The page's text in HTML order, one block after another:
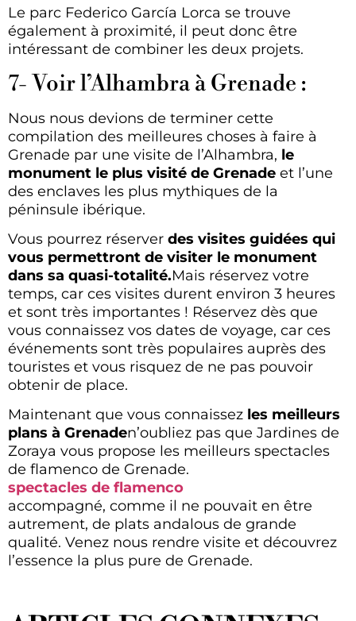
Le parc Federico García Lorca se trouve
également à proximité, il peut donc être
intéressant de combiner les deux projets.
7- Voir l’Alhambra à Grenade :
Nous nous devions de terminer cette
compilation des meilleures choses à faire à
Grenade par une visite de l’Alhambra, le
monument le plus visité de Grenade et l’une
des enclaves les plus mythiques de la
péninsule ibérique.
Vous pourrez réserver des visites guidées qui
vous permettront de visiter le monument
dans sa quasi-totalité.Mais réservez votre
temps, car ces visites durent environ 3 heures
et sont très importantes ! Réservez dès que
vous connaissez vos dates de voyage, car ces
événements sont très populaires auprès des
touristes et vous risquez de ne pas pouvoir
obtenir de place.
Maintenant que vous connaissez les meilleurs
plans à Grenaden’oubliez pas que Jardines de
Zoraya vous propose les meilleurs spectacles
de flamenco de Grenade.
spectacles de flamenco
accompagné, comme il ne pouvait en être
autrement, de plats andalous de grande
qualité. Venez nous rendre visite et découvrez
l’essence la plus pure de Grenade.